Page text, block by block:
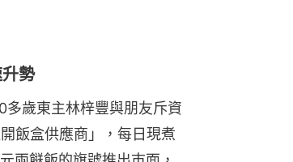
勢
歲東主林梓豐與朋友斥資
飯盒供應商」，每日現煮